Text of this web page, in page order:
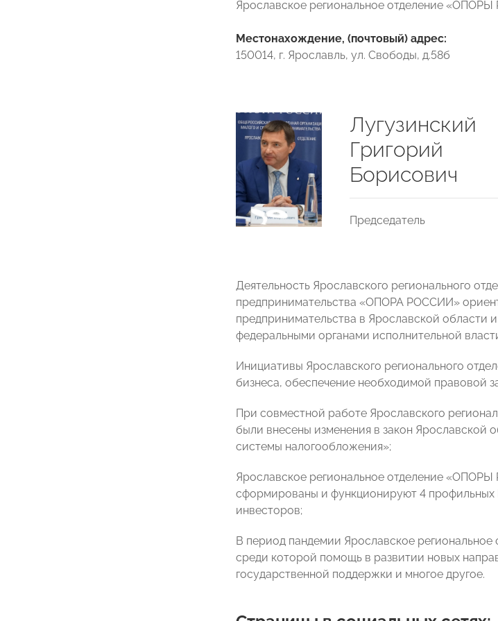
Ярославское региональное отделение
Местонахождение, (почтовый) адрес:
150014, г. Ярославль, ул. Свободы, д.58б
Лугузинский
Григорий
Борисович
Председатель
Деятельность Ярославского регионального
предпринимательства «ОПОРА РОССИИ»
предпринимательства в Ярославской области
федеральными органами исполнительной
Инициативы Ярославского регионального
бизнеса, обеспечение необходимой правовой
При совместной работе Ярославского
были внесены изменения в закон Ярославской
системы налогообложения»;
Ярославское региональное отделение
сформированы и функционируют 4
инвесторов;
В период пандемии Ярославское
среди которой помощь в развитии новых
государственной поддержки и многое другое.